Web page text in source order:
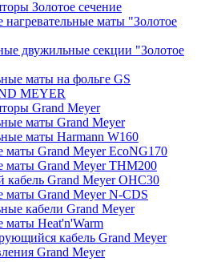
Золотое сечение
маты "Золотое
двужильные секции "Золотое
маты на фольге GS
MEYER
Grand Meyer
маты Grand Meyer
маты Harmann W160
маты Grand Meyer EcoNG170
маты Grand Meyer THM200
Grand Meyer OHC30
маты Grand Meyer N-CDS
кабели Grand Meyer
маты Heat'n'Warm
кабель Grand Meyer
Grand Meyer